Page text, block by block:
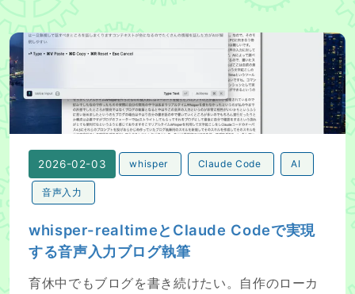
whisper-realtimeとClaude Codeで実現する音声入力ブ
2026-02-03 whisper Claude Code AI
音声入力
whisper-realtimeとClaude Codeで実現
する音声入力ブログ執筆
育休中でもブログを書き続けたい。自作のローカ